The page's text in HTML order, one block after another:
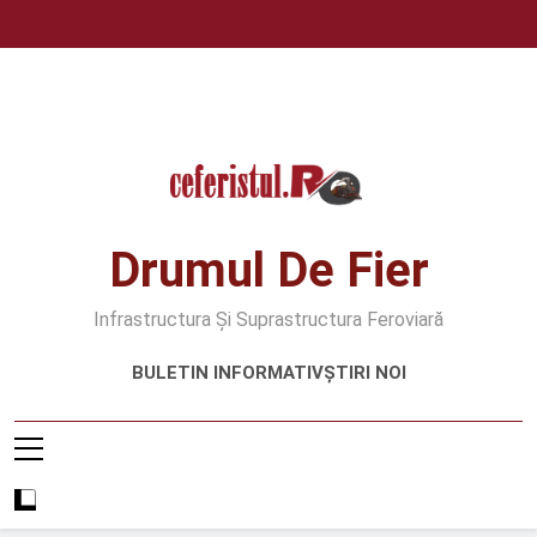
Drumul De Fier
Infrastructura Și Suprastructura Feroviară
BULETIN INFORMATIVȘTIRI NOI